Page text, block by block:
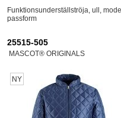
Funktionsunderställströja, ull,
passform
25515-505
MASCOT® ORIGINALS
NY